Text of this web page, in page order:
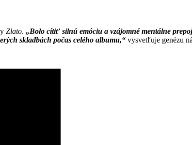
Zlato. „Bolo cítiť silnú emóciu a vzájomné mentálne
skladbách počas celého albumu,“ vysvetľuje genézu